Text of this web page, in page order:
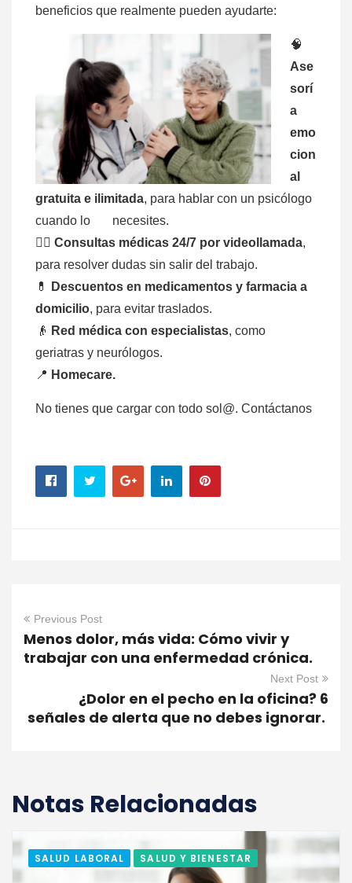
beneficios que realmente pueden ayudarte:
🧠
Ase
sorí
a
emo
cion
al
gratuita e ilimitada, para hablar con un psicólogo
cuando lo necesites.
👨‍⚕️ Consultas médicas 24/7 por videollamada,
para resolver dudas sin salir del trabajo.
💊
Descuentos en medicamentos y farmacia a
domicilio, para evitar traslados.
👴 Red médica con especialistas, como
geriatras y neurólogos.
📍 Homecare.
No tienes que cargar con todo sol@. Contáctanos
Previous Post
Menos dolor, más vida: Cómo vivir y
trabajar con una enfermedad crónica.
Next Post
¿Dolor en el pecho en la oficina? 6
señales de alerta que no debes ignorar.
Notas Relacionadas
SALUD LABORAL SALUD Y BIENESTAR